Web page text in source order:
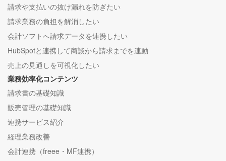
請求や支払いの抜け漏れを防ぎたい
請求業務の負担を解消したい
会計ソフトへ請求データを連携したい
HubSpotと連携して商談から請求までを連動
売上の見通しを可視化したい
業務効率化コンテンツ
請求書の基礎知識
販売管理の基礎知識
連携サービス紹介
経理業務改善
会計連携（freee・MF連携）